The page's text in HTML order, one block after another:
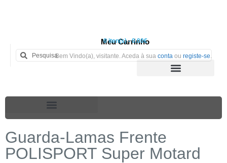
Meu Carrinho
0 iten(s) - 0.00€
Bem Vindo(a), visitante. Aceda à sua conta ou registe-se.
Guarda-Lamas Frente
POLISPORT Super Motard